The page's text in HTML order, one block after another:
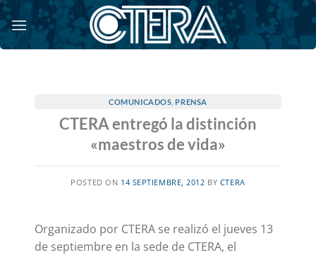
Saltar
al
contenido
COMUNICADOS ,PRENSA
CTERA entregó la distinción
«maestros de vida»
POSTED ON 14 SEPTIEMBRE, 2012 BY CTERA
Organizado por CTERA se realizó el jueves 13
de septiembre en la sede de CTERA, el